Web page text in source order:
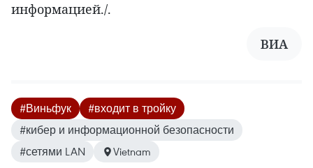
информацией./.
ВИА
#Виньфук
#входит в тройку
#кибер и информационной безопасности
#сетями LAN
Vietnam